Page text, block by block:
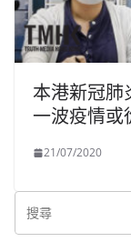
本港新冠肺
一波疫情或
21/07/2020